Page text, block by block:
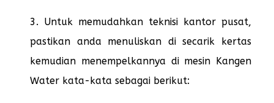
3. Untuk memudahkan teknisi kantor pusat,
pastikan anda menuliskan di secarik kertas
kemudian menempelkannya di mesin Kangen
Water kata-kata sebagai berikut: